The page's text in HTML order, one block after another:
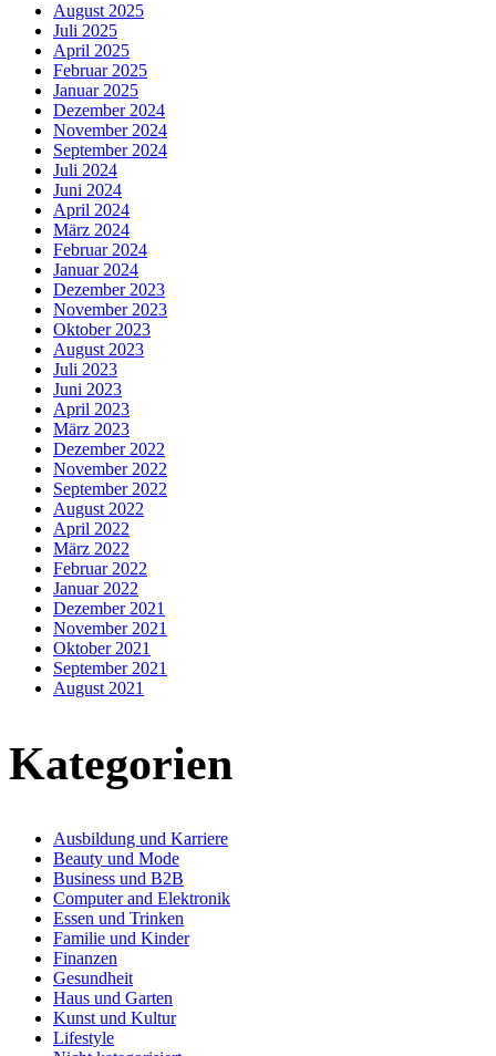
August 2025
Juli 2025
April 2025
Februar 2025
Januar 2025
Dezember 2024
November 2024
September 2024
Juli 2024
Juni 2024
April 2024
März 2024
Februar 2024
Januar 2024
Dezember 2023
November 2023
Oktober 2023
August 2023
Juli 2023
Juni 2023
April 2023
März 2023
Dezember 2022
November 2022
September 2022
August 2022
April 2022
März 2022
Februar 2022
Januar 2022
Dezember 2021
November 2021
Oktober 2021
September 2021
August 2021
Kategorien
Ausbildung und Karriere
Beauty und Mode
Business und B2B
Computer and Elektronik
Essen und Trinken
Familie und Kinder
Finanzen
Gesundheit
Haus und Garten
Kunst und Kultur
Lifestyle